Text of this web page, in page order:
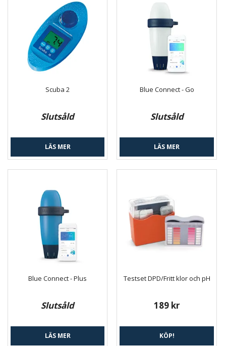
Scuba 2
Slutsåld
LÄS MER
Blue Connect - Go
Slutsåld
LÄS MER
Blue Connect - Plus
Slutsåld
LÄS MER
Testset DPD/Fritt klor och pH
189 kr
KÖP!